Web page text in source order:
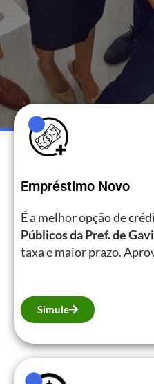
Empréstimo Novo
É a melhor opção de
Públicos da Pref. de
taxa e maior prazo.
Simule